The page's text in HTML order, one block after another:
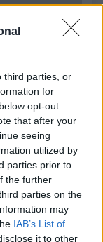
third parties, or
for
opt-out
that after your
seeing
utilized by
parties prior to
the further
parties on the
may
IAB’s List of
it to other
ισχύουν
και
και τα